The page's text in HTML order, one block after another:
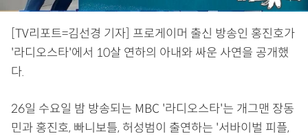
[TV리포트=김선경 기자] 프로게이머 출신 방송인 홍진호가
'라디오스타'에서 10살 연하의 아내와 싸운 사연을 공개했
다.
26일 수요일 밤 방송되는 MBC '라디오스타'는 개그맨 장동
민과 홍진호, 빠니보틀, 허성범이 출연하는 '서바이벌 피플,